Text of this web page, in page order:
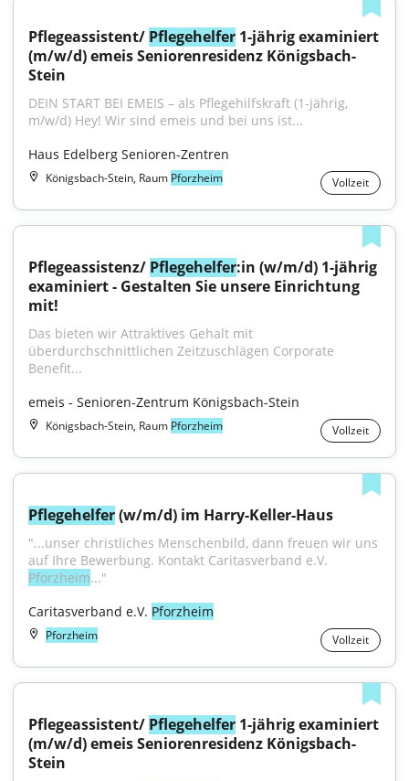
Pflegeassistent/ Pflegehelfer 1-jährig examiniert
(m/w/d) emeis Seniorenresidenz Königsbach-
Stein
DEIN START BEI EMEIS – als Pflegehilfskraft (1-jährig,
m/w/d) Hey! Wir sind emeis und bei uns ist...
Haus Edelberg Senioren-Zentren
Königsbach-Stein, Raum Pforzheim Vollzeit
Pflegeassistenz/ Pflegehelfer:in (w/m/d) 1-jährig
examiniert - Gestalten Sie unsere Einrichtung
mit!
Das bieten wir Attraktives Gehalt mit
überdurchschnittlichen Zeitzuschlägen Corporate
Benefit...
emeis - Senioren-Zentrum Königsbach-Stein
Königsbach-Stein, Raum Pforzheim Vollzeit
Pflegehelfer (w/m/d) im Harry-Keller-Haus
"...unser christliches Menschenbild, dann freuen wir uns
Pforzheim..."
Caritasverband e.V. Pforzheim
Pforzheim Vollzeit
Pflegeassistent/ Pflegehelfer 1-jährig examiniert
(m/w/d) emeis Seniorenresidenz Königsbach-
Stein